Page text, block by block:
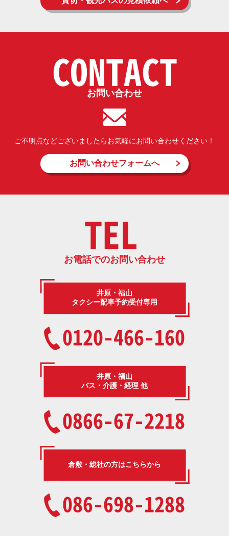
CONTACT
お問い合わせ
ご不明点などございましたらお気軽にお問い合わせください！
お問い合わせフォームへ
TEL
お電話でのお問い合わせ
井原・福山
タクシー配車予約受付専用
0120-466-160
井原・福山
バス・介護・経理 他
0866-67-2218
倉敷・総社の方はこちらから
086-698-1288